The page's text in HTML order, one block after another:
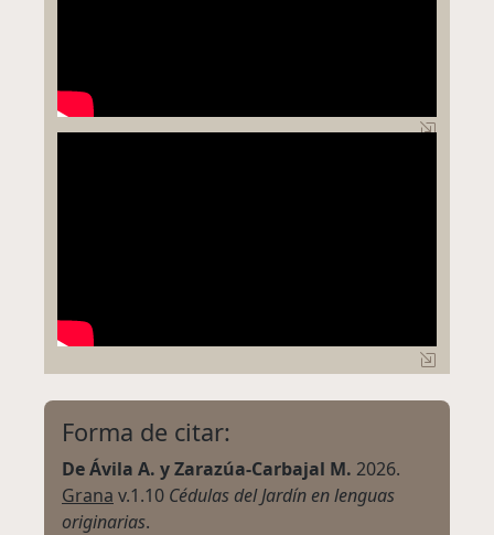
Forma de citar:
De Ávila A. y Zarazúa-Carbajal M. 2026.
Grana v.1.10 Cédulas del Jardín en lenguas
originarias.